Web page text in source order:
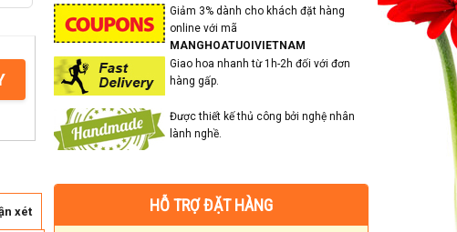
Giảm 3% dành cho khách đặt hàng
online với mã
MANGHOATUOIVIETNAM
Giao hoa nhanh từ 1h-2h đối với đơn
hàng gấp.
Được thiết kế thủ công bởi nghệ nhân
lành nghề.
xét HỖ TRỢ ĐẶT HÀNG